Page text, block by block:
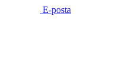
E-posta